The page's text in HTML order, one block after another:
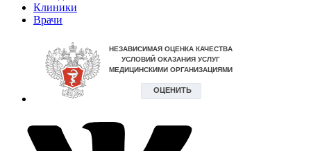
Клиники
Врачи